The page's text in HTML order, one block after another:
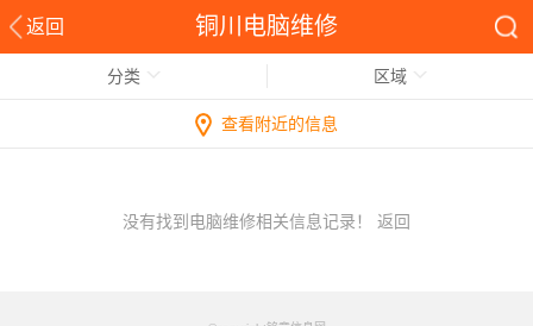
返回 铜川电脑维修
分类 区域
查看附近的信息
没有找到电脑维修相关信息记录！ 返回